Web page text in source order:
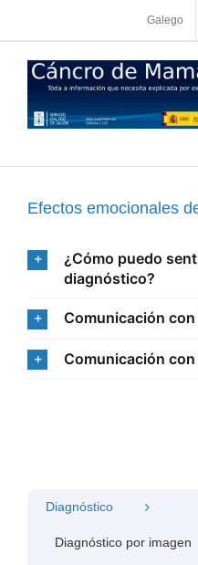
Galego
Efectos emocionales
¿Cómo puedo
diagnóstico?
Comunicación con
Comunicación con
Diagnóstico
Diagnóstico por imagen